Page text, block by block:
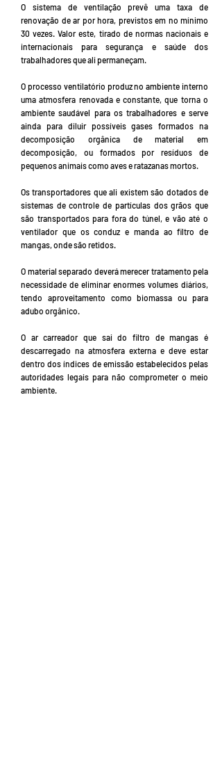
O sistema de ventilação prevê uma taxa de
renovação de ar por hora, previstos em no mínimo
30 vezes. Valor este, tirado de normas nacionais e
internacionais para segurança e saúde dos
trabalhadores que ali permaneçam.
O processo ventilatório produz no ambiente interno
uma atmosfera renovada e constante, que torna o
ambiente saudável para os trabalhadores e serve
ainda para diluir possíveis gases formados na
decomposição orgânica de material em
decomposição, ou formados por resíduos de
pequenos animais como aves e ratazanas mortos.
Os transportadores que ali existem são dotados de
sistemas de controle de partículas dos grãos que
são transportados para fora do túnel, e vão até o
ventilador que os conduz e manda ao filtro de
mangas, onde são retidos.
O material separado deverá merecer tratamento pela
necessidade de eliminar enormes volumes diários,
tendo aproveitamento como biomassa ou para
adubo orgânico.
O ar carreador que sai do filtro de mangas é
descarregado na atmosfera externa e deve estar
dentro dos índices de emissão estabelecidos pelas
autoridades legais para não comprometer o meio
ambiente.